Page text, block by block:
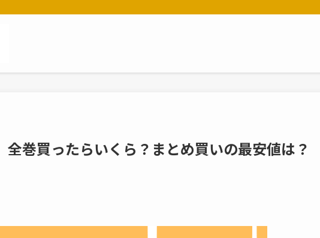
全巻買ったらいくら？まとめ買いの最安値は？